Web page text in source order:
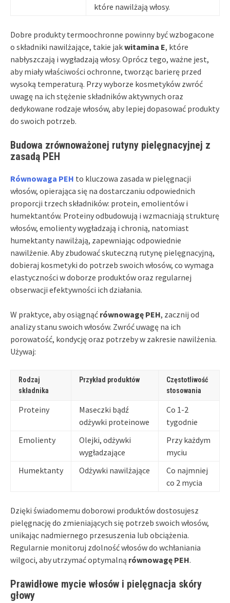
które nawilżają włosy.
Dobre produkty termoochronne powinny być wzbogacone
o składniki nawilżające, takie jakwitamina E, które
nabłyszczają i wygładzają włosy. Oprócz tego, ważne jest,
aby miały właściwości ochronne, tworząc barierę przed
wysoką temperaturą. Przy wyborze kosmetyków zwróć
uwagę na ich stężenie składników aktywnych oraz
dedykowane rodzaje włosów, aby lepiej dopasować produkty
do swoich potrzeb.
Budowa zrównoważonej rutyny pielęgnacyjnej z
zasadą PEH
Równowaga PEH to kluczowa zasada w pielęgnacji
włosów, opierająca się na dostarczaniu odpowiednich
proporcji trzech składników: protein, emolientów i
humektantów. Proteiny odbudowują i wzmacniają strukturę
włosów, emolienty wygładzają i chronią, natomiast
humektanty nawilżają, zapewniając odpowiednie
nawilżenie. Aby zbudować skuteczną rutynę pielęgnacyjną,
dobieraj kosmetyki do potrzeb swoich włosów, co wymaga
elastyczności w doborze produktów oraz regularnej
obserwacji efektywności ich działania.
W praktyce, aby osiągnąć równowagę PEH, zacznij od
analizy stanu swoich włosów. Zwróć uwagę na ich
porowatość, kondycję oraz potrzeby w zakresie nawilżenia.
Używaj:
Rodzaj
składnika
Przykład produktów
Częstotliwość
stosowania
Proteiny
Maseczki bądź
odżywki proteinowe
Co 1-2
tygodnie
Emolienty
Olejki, odżywki
wygładzające
Przy każdym
myciu
Humektanty
Odżywki nawilżające
Co najmniej
co 2 mycia
Dzięki świadomemu doborowi produktów dostosujesz
pielęgnację do zmieniających się potrzeb swoich włosów,
unikając nadmiernego przesuszenia lub obciążenia.
Regularnie monitoruj zdolność włosów do wchłaniania
wilgoci, aby utrzymać optymalną równowagę PEH.
Prawidłowe mycie włosów i pielęgnacja skóry
głowy